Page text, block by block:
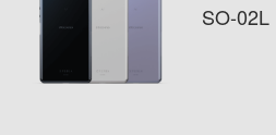
SO-02L